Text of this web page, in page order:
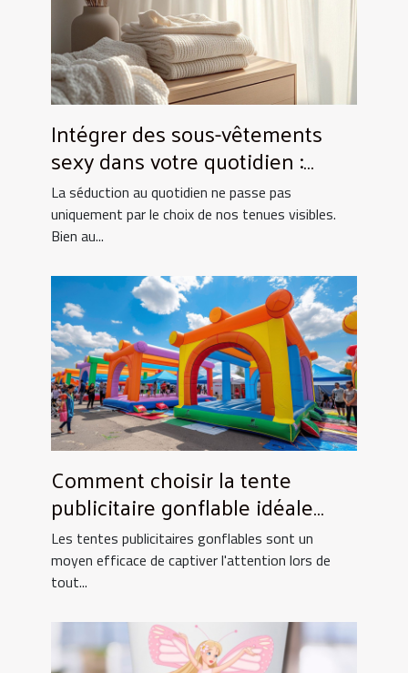
Intégrer des sous-vêtements
sexy dans votre quotidien :
Astuces et conseils
La séduction au quotidien ne passe pas
uniquement par le choix de nos tenues visibles.
Bien au...
Comment choisir la tente
publicitaire gonflable idéale
pour vos événements
Les tentes publicitaires gonflables sont un
moyen efficace de captiver l'attention lors de
tout...